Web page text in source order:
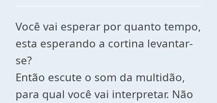
Você vai esperar por quanto tempo,
esta esperando a cortina levantar-
se?
Então escute o som da multidão,
para qual você vai interpretar. Não